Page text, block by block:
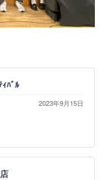
ﾊﾞﾙ
2023年9月15日